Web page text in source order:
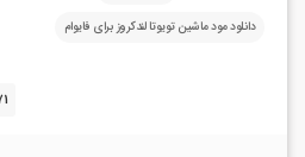
دانلود مود ماشین تویوتا لندکروز برای فایوام